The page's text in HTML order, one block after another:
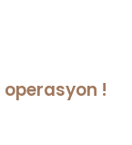
operasyon !